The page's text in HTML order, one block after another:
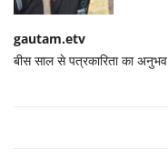
gautam.etv
बीस साल से पत्रकारिता का अनुभव